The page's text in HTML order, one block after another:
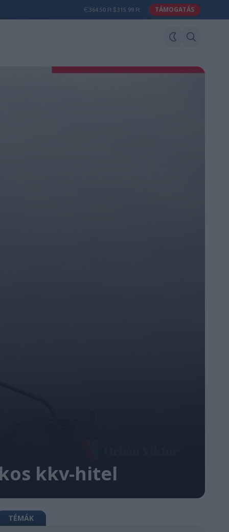
364.50 Ft 315.99 Ft TÁMOGATÁS
kkv-hitel
TÉMÁK